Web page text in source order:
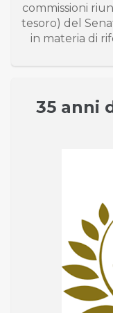
commissioni
tesoro) del
in materia di
35 anni